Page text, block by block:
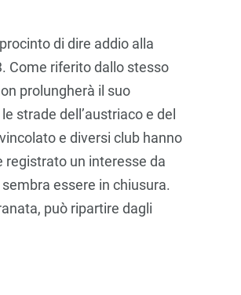
di dire addio alla
Come riferito dallo stesso
prolungherà il suo
le strade dell’austriaco e del
e diversi club hanno
un interesse da
essere in chiusura.
può ripartire dagli